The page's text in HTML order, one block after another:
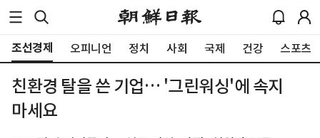
조선경제 오피니언 정치 사회 국제 건강 스포츠
친환경 탈을 쓴 기업… '그린워싱'에 속지
마세요